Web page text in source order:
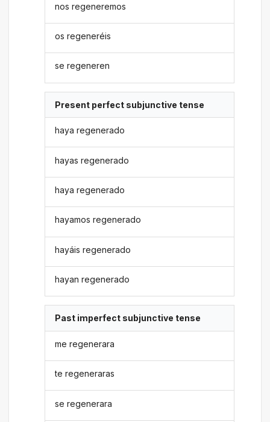
nos regeneremos
os regeneréis
se regeneren
Present perfect subjunctive tense
haya regenerado
hayas regenerado
haya regenerado
hayamos regenerado
hayáis regenerado
hayan regenerado
Past imperfect subjunctive tense
me regenerara
te regeneraras
se regenerara